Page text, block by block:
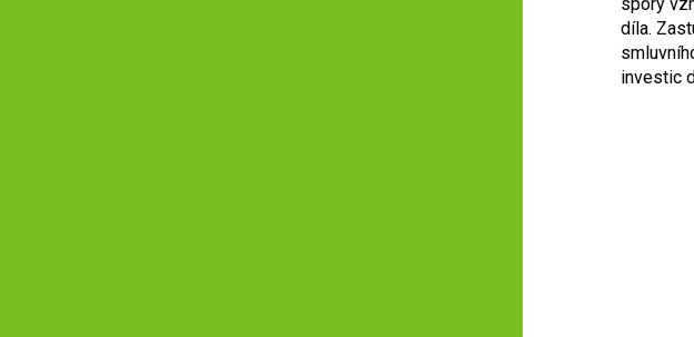
díla.
investic